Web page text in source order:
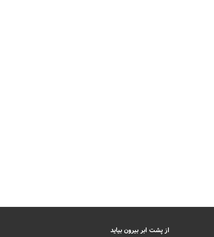
از پشت ابر بیرون بیاید